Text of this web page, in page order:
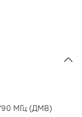
МГц (ДМВ)